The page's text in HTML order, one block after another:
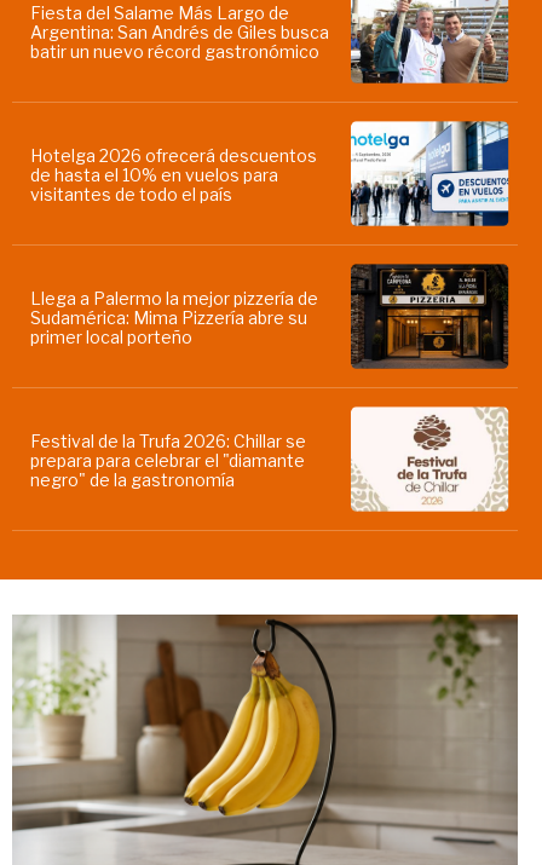
Fiesta del Salame Más Largo de
Argentina: San Andrés de Giles busca
batir un nuevo récord gastronómico
Hotelga 2026 ofrecerá descuentos
de hasta el 10% en vuelos para
visitantes de todo el país
Llega a Palermo la mejor pizzería de
Sudamérica: Mima Pizzería abre su
primer local porteño
Festival de la Trufa 2026: Chillar se
prepara para celebrar el "diamante
negro" de la gastronomía